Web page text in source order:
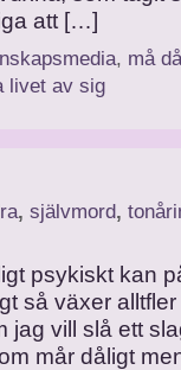
att […]
, må
livet av sig
, självmord,
psykiskt kan
så växer
jag vill slå ett
mår dåligt